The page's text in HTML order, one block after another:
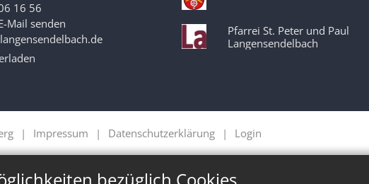
16 56
Mail senden
Pfarrei St. Peter und Paul
Langensendelbach
Impressum Datenschutzerklärung Login